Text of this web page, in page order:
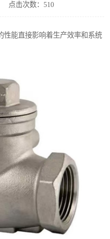
点击次数：510
性能直接影响着生产效率和系统